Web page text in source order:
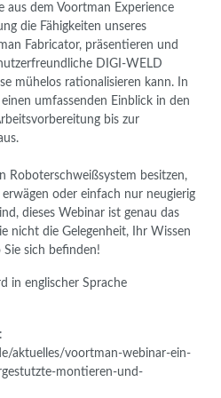
aus dem Voortman Experience
die Fähigkeiten unseres
Fabricator, präsentieren und
DIGI-WELD
mühelos rationalisieren kann. In
umfassenden Einblick in den
bis zur
Roboterschweißsystem besitzen,
oder einfach nur neugierig
dieses Webinar ist genau das
nicht die Gelegenheit, Ihr Wissen
sich befinden!
in englischer Sprache
aktuelles/voortman-webinar-ein-
montieren-und-